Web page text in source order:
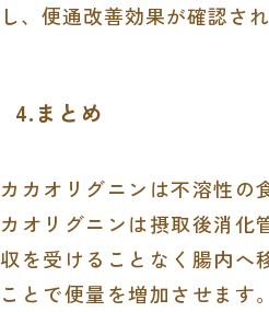
し、便通改善効果が確認さ
4.まとめ
カカオリグニンは不溶性の
カオリグニンは摂取後消化
収を受けることなく腸内へ
ことで便量を増加させます